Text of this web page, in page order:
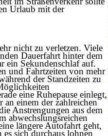
Urlaub mit der
nicht zu verletzen. Viele
Dauerfahrt hinter dem
ein Sekundenschlaf auf.
und Fahrtzeiten von mehr
der Standzeiten zu
eine Ruhepause einlegt,
einem der zahlreichen
Anstrengungen aus dem
abwechslungsreichen
längere Autofahrt geht,
sich durchaus lohnen